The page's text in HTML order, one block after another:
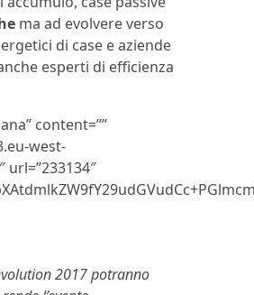
ma ad evolvere verso
di case e aziende
esperti di efficienza
content=””
west-
2017 potranno